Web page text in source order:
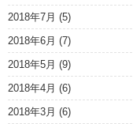
2018年7月 (5)
2018年6月 (7)
2018年5月 (9)
2018年4月 (6)
2018年3月 (6)